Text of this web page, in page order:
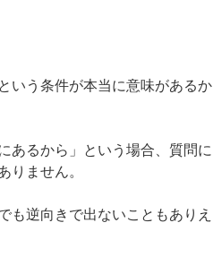
いう条件が本当に意味があるか
あるから」という場合、質問に
りません。
も逆向きで出ないこともありえ